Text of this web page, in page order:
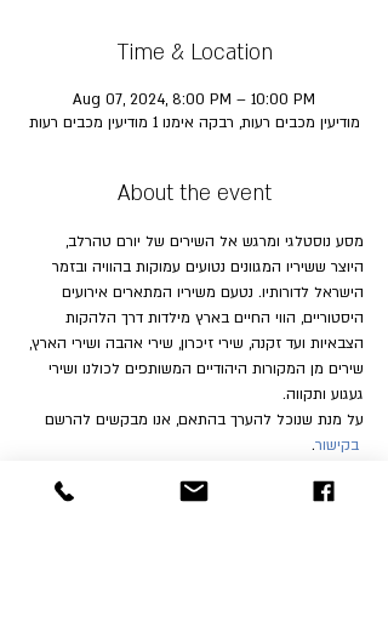
Time & Location
Aug 07, 2024, 8:00 PM – 10:00 PM
מודיעין מכבים רעות, רבקה אימנו 1 מודיעין מכבים רעות
About the event
מסע נוסטלגי ומרגש אל השירים של יורם טהרלב,
היוצר ששיריו המגוונים נטועים עמוקות בהוויה ובזמר
הישראל לדורותיו. נטעם משיריו המתארים אירועים
היסטוריים, הווי החיים בארץ מילדות דרך הלהקות
הצבאיות ועד זקנה, שירי זיכרון, שירי אהבה ושירי הארץ,
שירים מן המקורות היהודיים המשותפים לכולנו ושירי
געגוע ותקווה.
על מנת שנוכל להערך בהתאם, אנו מבקשים להרשם
בקישור.